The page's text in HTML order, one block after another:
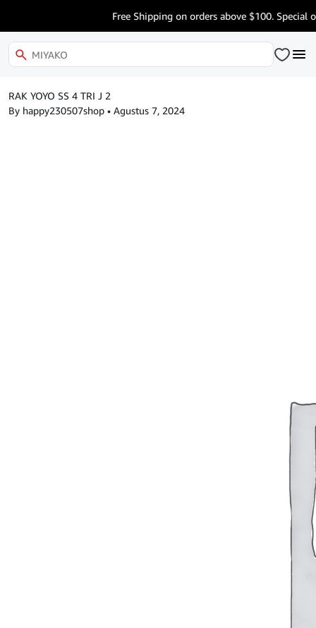
Free Shipping on orders above $100. Special
RAK YOYO SS 4 TRI J 2
By happy230507shop • Agustus 7, 2024